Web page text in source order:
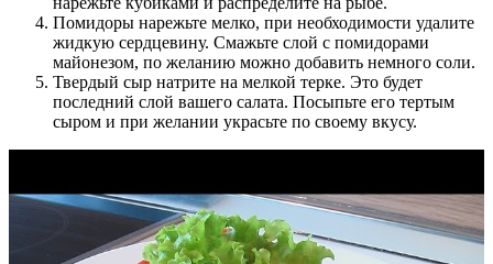
Помидоры нарежьте мелко, при необходимости удалите
жидкую сердцевину. Смажьте слой с помидорами
майонезом, по желанию можно добавить немного соли.
Твердый сыр натрите на мелкой терке. Это будет
последний слой вашего салата. Посыпьте его тертым
сыром и при желании украсьте по своему вкусу.